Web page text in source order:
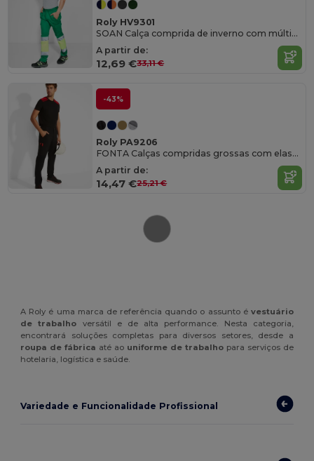
Roly HV9301
SOAN Calça comprida de inverno com múltiplos bolsos e de alta visibilidade
A partir de:
12,69 €33,11 €
-43%
Roly PA9206
FONTA Calças compridas grossas com elastano
A partir de:
14,47 €25,21 €
A Roly é uma marca de referência quando o assunto é vestuário
de trabalho versátil e de alta performance. Nesta categoria,
encontrará soluções completas para diversos setores, desde a
roupa de fábrica até ao uniforme de trabalhopara serviços de
hotelaria, logística e saúde.
Variedade e Funcionalidade Profissional